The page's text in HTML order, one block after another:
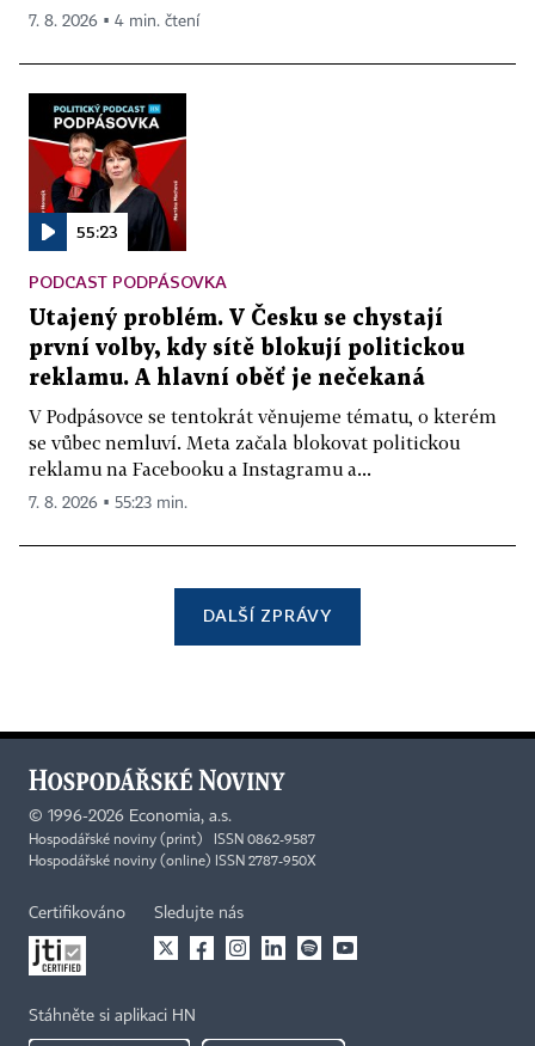
7. 8. 2026 ▪ 4 min. čtení
55:23
PODCAST PODPÁSOVKA
Utajený problém. V Česku se chystají
první volby, kdy sítě blokují politickou
reklamu. A hlavní oběť je nečekaná
V Podpásovce se tentokrát věnujeme tématu, o kterém
se vůbec nemluví. Meta začala blokovat politickou
reklamu na Facebooku a Instagramu a...
7. 8. 2026 ▪ 55:23 min.
DALŠÍ ZPRÁVY
© 1996-2026 Economia, a.s.
Hospodářské noviny (print) ISSN 0862-9587
Hospodářské noviny (online) ISSN 2787-950X
Certifikováno Sledujte nás
Stáhněte si aplikaci HN